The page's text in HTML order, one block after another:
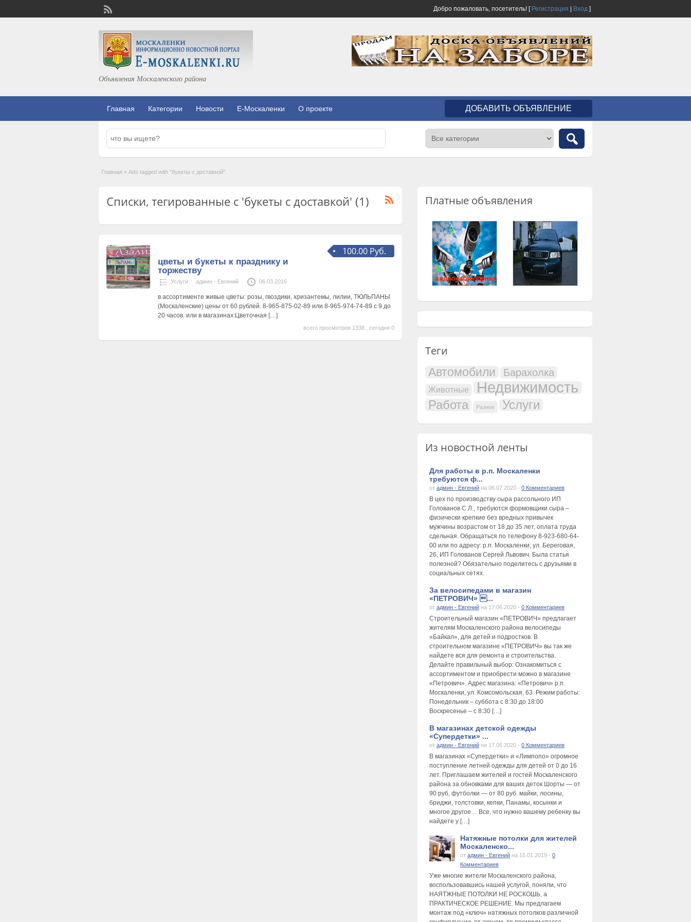
Добро пожаловать, посетитель! [ Регистрация Вход ]
Объявления Москаленского района
Главная Категории Новости E-Москаленки О проекте ДОБАВИТЬ ОБЪЯВЛЕНИЕ
Главная » Ads tagged with "букеты с доставкой"
Списки, тегированные с 'букеты с доставкой' (1)
100.00 Руб.
цветы и букеты к празднику и
торжеству
Услуги админ - Евгений 06.03.2016
в ассортименте живые цветы: розы, гвоздики, хризантемы, лилии, ТЮЛЬПАНЫ
(Москаленские) цены от 60 рублей. 8-965-875-02-89 или 8-965-974-74-89 с 9 до
20 часов. или в магазинах:Цветочная […]
всего просмотров 1338 , сегодня 0
Платные объявления
Теги
Автомобили Барахолка
Животные Недвижимость
Работа Разное Услуги
Из новостной ленты
Для работы в р.п. Москаленки
требуются ф...
от админ - Евгений на 06.07.2020 - 0 Комментариев
В цех по производству сыра рассольного ИП
Голованов С.Л., требуются формовщики сыра –
физически крепкие без вредных привычек
мужчины возрастом от 18 до 35 лет, оплата труда
сдельная. Обращаться по телефону 8-923-680-64-
00 или по адресу: р.п. Москаленки, ул. Береговая,
26, ИП Голованов Сергей Львович. Была статья
полезной? Обязательно поделитесь с друзьями в
социальных сетях.
За велосипедами в магазин
«ПЕТРОВИЧ» ...
от админ - Евгений на 17.06.2020 - 0 Комментариев
Строительный магазин «ПЕТРОВИЧ» предлагает
жителям Москаленского района велосипеды
«Байкал», для детей и подростков. В
строительном магазине «ПЕТРОВИЧ» вы так же
найдете вся для ремонта и строительства.
Делайте правильный выбор: Ознакомиться с
ассортиментом и приобрести можно в магазине
«Петрович». Адрес магазина: «Петрович» р.п.
Москаленки, ул. Комсомольская, 63. Режим работы:
Понедельник – суббота с 8:30 до 18:00
Воскресенье – с 8:30 […]
В магазинах детской одежды
«Супердетки» ...
от админ - Евгений на 17.06.2020 - 0 Комментариев
В магазинах «Супердетки» и «Лимпопо» огромное
поступление летней одежды для детей от 0 до 16
лет. Приглашаем жителей и гостей Москаленского
района за обновками для ваших деток Шорты — от
90 руб, футболки — от 80 руб. майки, лосины,
бриджи, толстовки, кепки, Панамы, косынки и
многое другое… Все, что нужно вашему ребенку вы
найдете у […]
Натяжные потолки для жителей
Москаленско...
от админ - Евгений на 15.01.2019 - 0
Комментариев
Уже многие жители Москаленского района,
воспользовавшись нашей услугой, поняли, что
НАЯТЖНЫЕ ПОТОЛКИ НЕ РОСКОШЬ, а
ПРАКТИЧЕСКОЕ РЕШЕНИЕ. Мы предлагаем
монтаж под «ключ» натяжных потолков различной